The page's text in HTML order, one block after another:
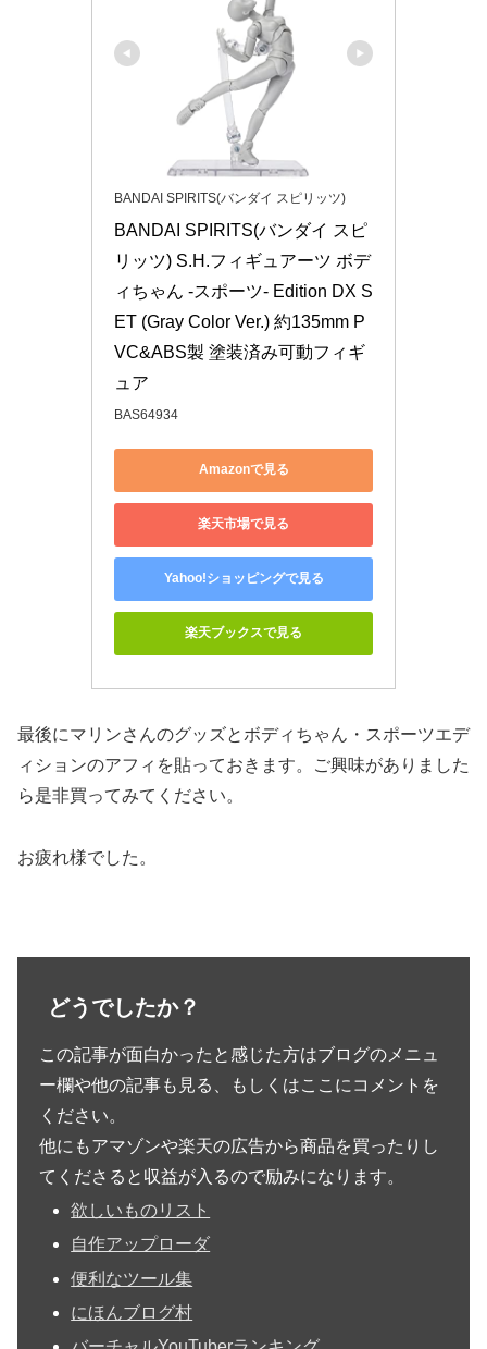
BANDAI SPIRITS(バンダイ スピリッツ)
BANDAI SPIRITS(バンダイ スピ
リッツ) S.H.フィギュアーツ ボデ
ィちゃん -スポーツ- Edition DX S
ET (Gray Color Ver.) 約135mm P
VC&ABS製 塗装済み可動フィギ
ュア
BAS64934
Amazonで見る
楽天市場で見る
Yahoo!ショッピングで見る
楽天ブックスで見る
最後にマリンさんのグッズとボディちゃん・スポーツエデ
ィションのアフィを貼っておきます。ご興味がありました
ら是非買ってみてください。
お疲れ様でした。
どうでしたか？
この記事が面白かったと感じた方はブログのメニュ
ー欄や他の記事も見る、もしくはここにコメントを
ください。
他にもアマゾンや楽天の広告から商品を買ったりし
てくださると収益が入るので励みになります。
欲しいものリスト
自作アップローダ
便利なツール集
にほんブログ村